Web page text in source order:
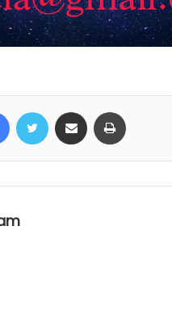
FacebookTwitter Share via Email